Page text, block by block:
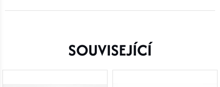
SOUVISEJÍCÍ